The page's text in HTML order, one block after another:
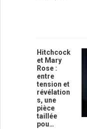
Hitchcock
et Mary
Rose :
entre
tension et
révélation
s, une
pièce
taillée
pou…